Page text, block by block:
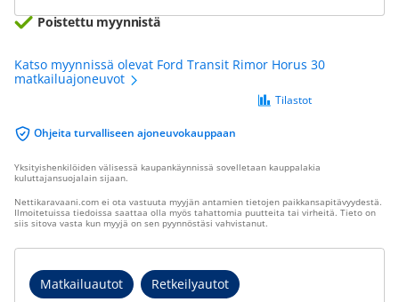
Poistettu myynnistä
Katso myynnissä olevat Ford Transit Rimor Horus 30
matkailuajoneuvot
Ohjeita turvalliseen ajoneuvokauppaan
Tilastot
Yksityishenkilöiden välisessä kaupankäynnissä sovelletaan kauppalakia
kuluttajansuojalain sijaan.
Nettikaravaani.com ei ota vastuuta myyjän antamien tietojen paikkansapitävyydestä.
Ilmoitetuissa tiedoissa saattaa olla myös tahattomia puutteita tai virheitä. Tieto on
siis sitova vasta kun myyjä on sen pyynnöstäsi vahvistanut.
Matkailuautot Retkeilyautot